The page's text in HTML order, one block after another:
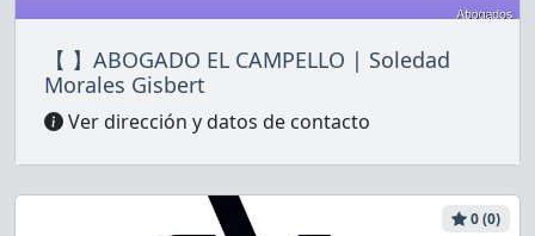
【 】ABOGADO EL CAMPELLO | Soledad
Morales Gisbert
Ver dirección y datos de contacto
0 (0)